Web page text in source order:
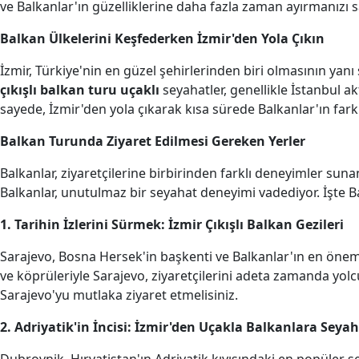
ve Balkanlar'ın güzelliklerine daha fazla zaman ayırmanızı
Balkan Ülkelerini Keşfederken İzmir'den Yola Çıkın
İzmir, Türkiye'nin en güzel şehirlerinden biri olmasının
çıkışlı balkan turu uçaklı seyahatler, genellikle İstanbul
sayede, İzmir'den yola çıkarak kısa sürede Balkanlar'ın
Balkan Turunda Ziyaret Edilmesi Gereken Yerler
Balkanlar, ziyaretçilerine birbirinden farklı deneyimler
Balkanlar, unutulmaz bir seyahat deneyimi vadediyor. İşte
1. Tarihin İzlerini Sürmek: İzmir Çıkışlı Balkan Gezileri
Sarajevo, Bosna Hersek'in başkenti ve Balkanlar'ın en
ve köprüleriyle Sarajevo, ziyaretçilerini adeta zamanda
Sarajevo'yu mutlaka ziyaret etmelisiniz.
2. Adriyatik'in İncisi: İzmir'den Uçakla Balkanlara